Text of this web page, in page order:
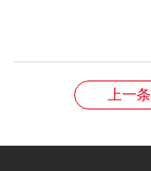
上一条